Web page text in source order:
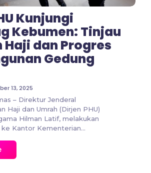
Kunjungi
Kebumen: Tinjau
Haji dan Progres
Gedung
13, 2025
– Direktur Jenderal
Haji dan Umrah (Dirjen PHU)
Hilman Latif, melakukan
Kantor Kementerian...